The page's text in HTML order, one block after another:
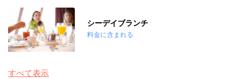
シーデイブランチ
料金に含まれる
すべて表示